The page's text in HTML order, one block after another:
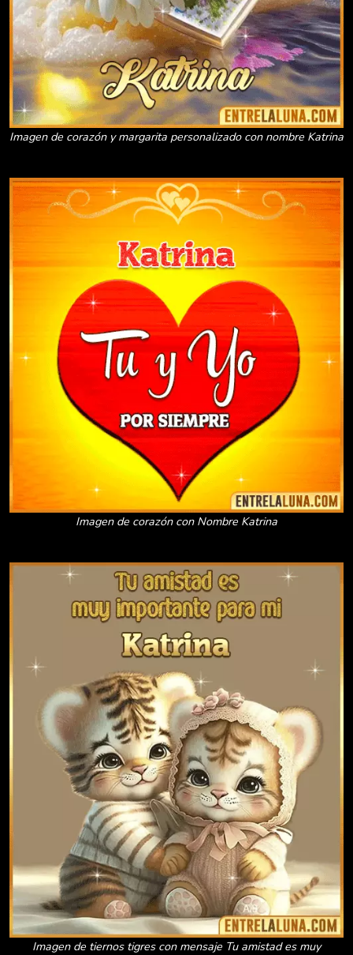
Imagen de corazón y margarita personalizado con nombre Katrina
Imagen de corazón con Nombre Katrina
Imagen de tiernos tigres con mensaje Tu amistad es muy